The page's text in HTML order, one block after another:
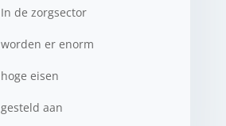
In de zorgsector
worden er enorm
hoge eisen
gesteld aan